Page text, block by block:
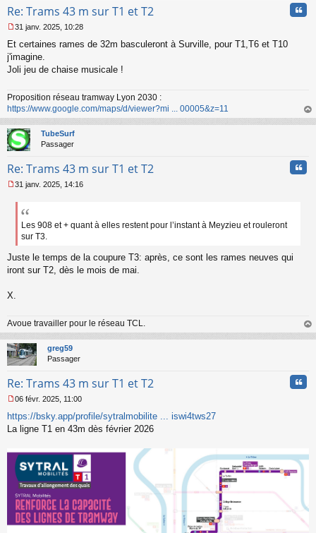
Re: Trams 43 m sur T1 et T2
e
s
s
e
n
o
n
l
u
31 janv. 2025, 10:28
Et certaines rames de 32m basculeront à Surville, pour T1,T6 et T10
j'imagine.
Joli jeu de chaise musicale !
Proposition réseau tramway Lyon 2030 :
https://www.google.com/maps/d/viewer?mi ... 00005&z=11
au
TubeSurf
Passager
Re: Trams 43 m sur T1 et T2
e
g
e
l
31 janv. 2025, 14:16
Les 908 et + quant à elles restent pour l’instant à Meyzieu et rouleront
sur T3.
Juste le temps de la coupure T3: après, ce sont les rames neuves qui
iront sur T2, dès le mois de mai.
X.
Avoue travailler pour le réseau TCL.
au
greg59
Passager
Re: Trams 43 m sur T1 et T2
e
s
g
e
n
o
n
l
u
06 févr. 2025, 11:00
https://bsky.app/profile/sytralmobilite ... iswi4tws27
La ligne T1 en 43m dès février 2026